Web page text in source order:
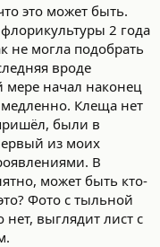
это может быть.
2 года
не могла подобрать
вроде
мере начал наконец
Клеща нет
были в
из моих
В
может быть кто-
Фото с тыльной
выглядит лист с